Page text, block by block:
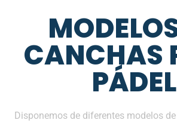
CANCHAS
PÁDEL
Disponemos de diferentes modelos